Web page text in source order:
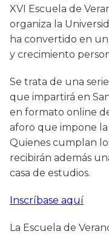
XVI Escuela de
organiza la
ha convertido en
y crecimiento
Se trata de una
que impartirá en
en formato online
aforo que impone la
Quienes cumplan
recibirán además
casa de estudios.
Inscríbase aquí
La Escuela de